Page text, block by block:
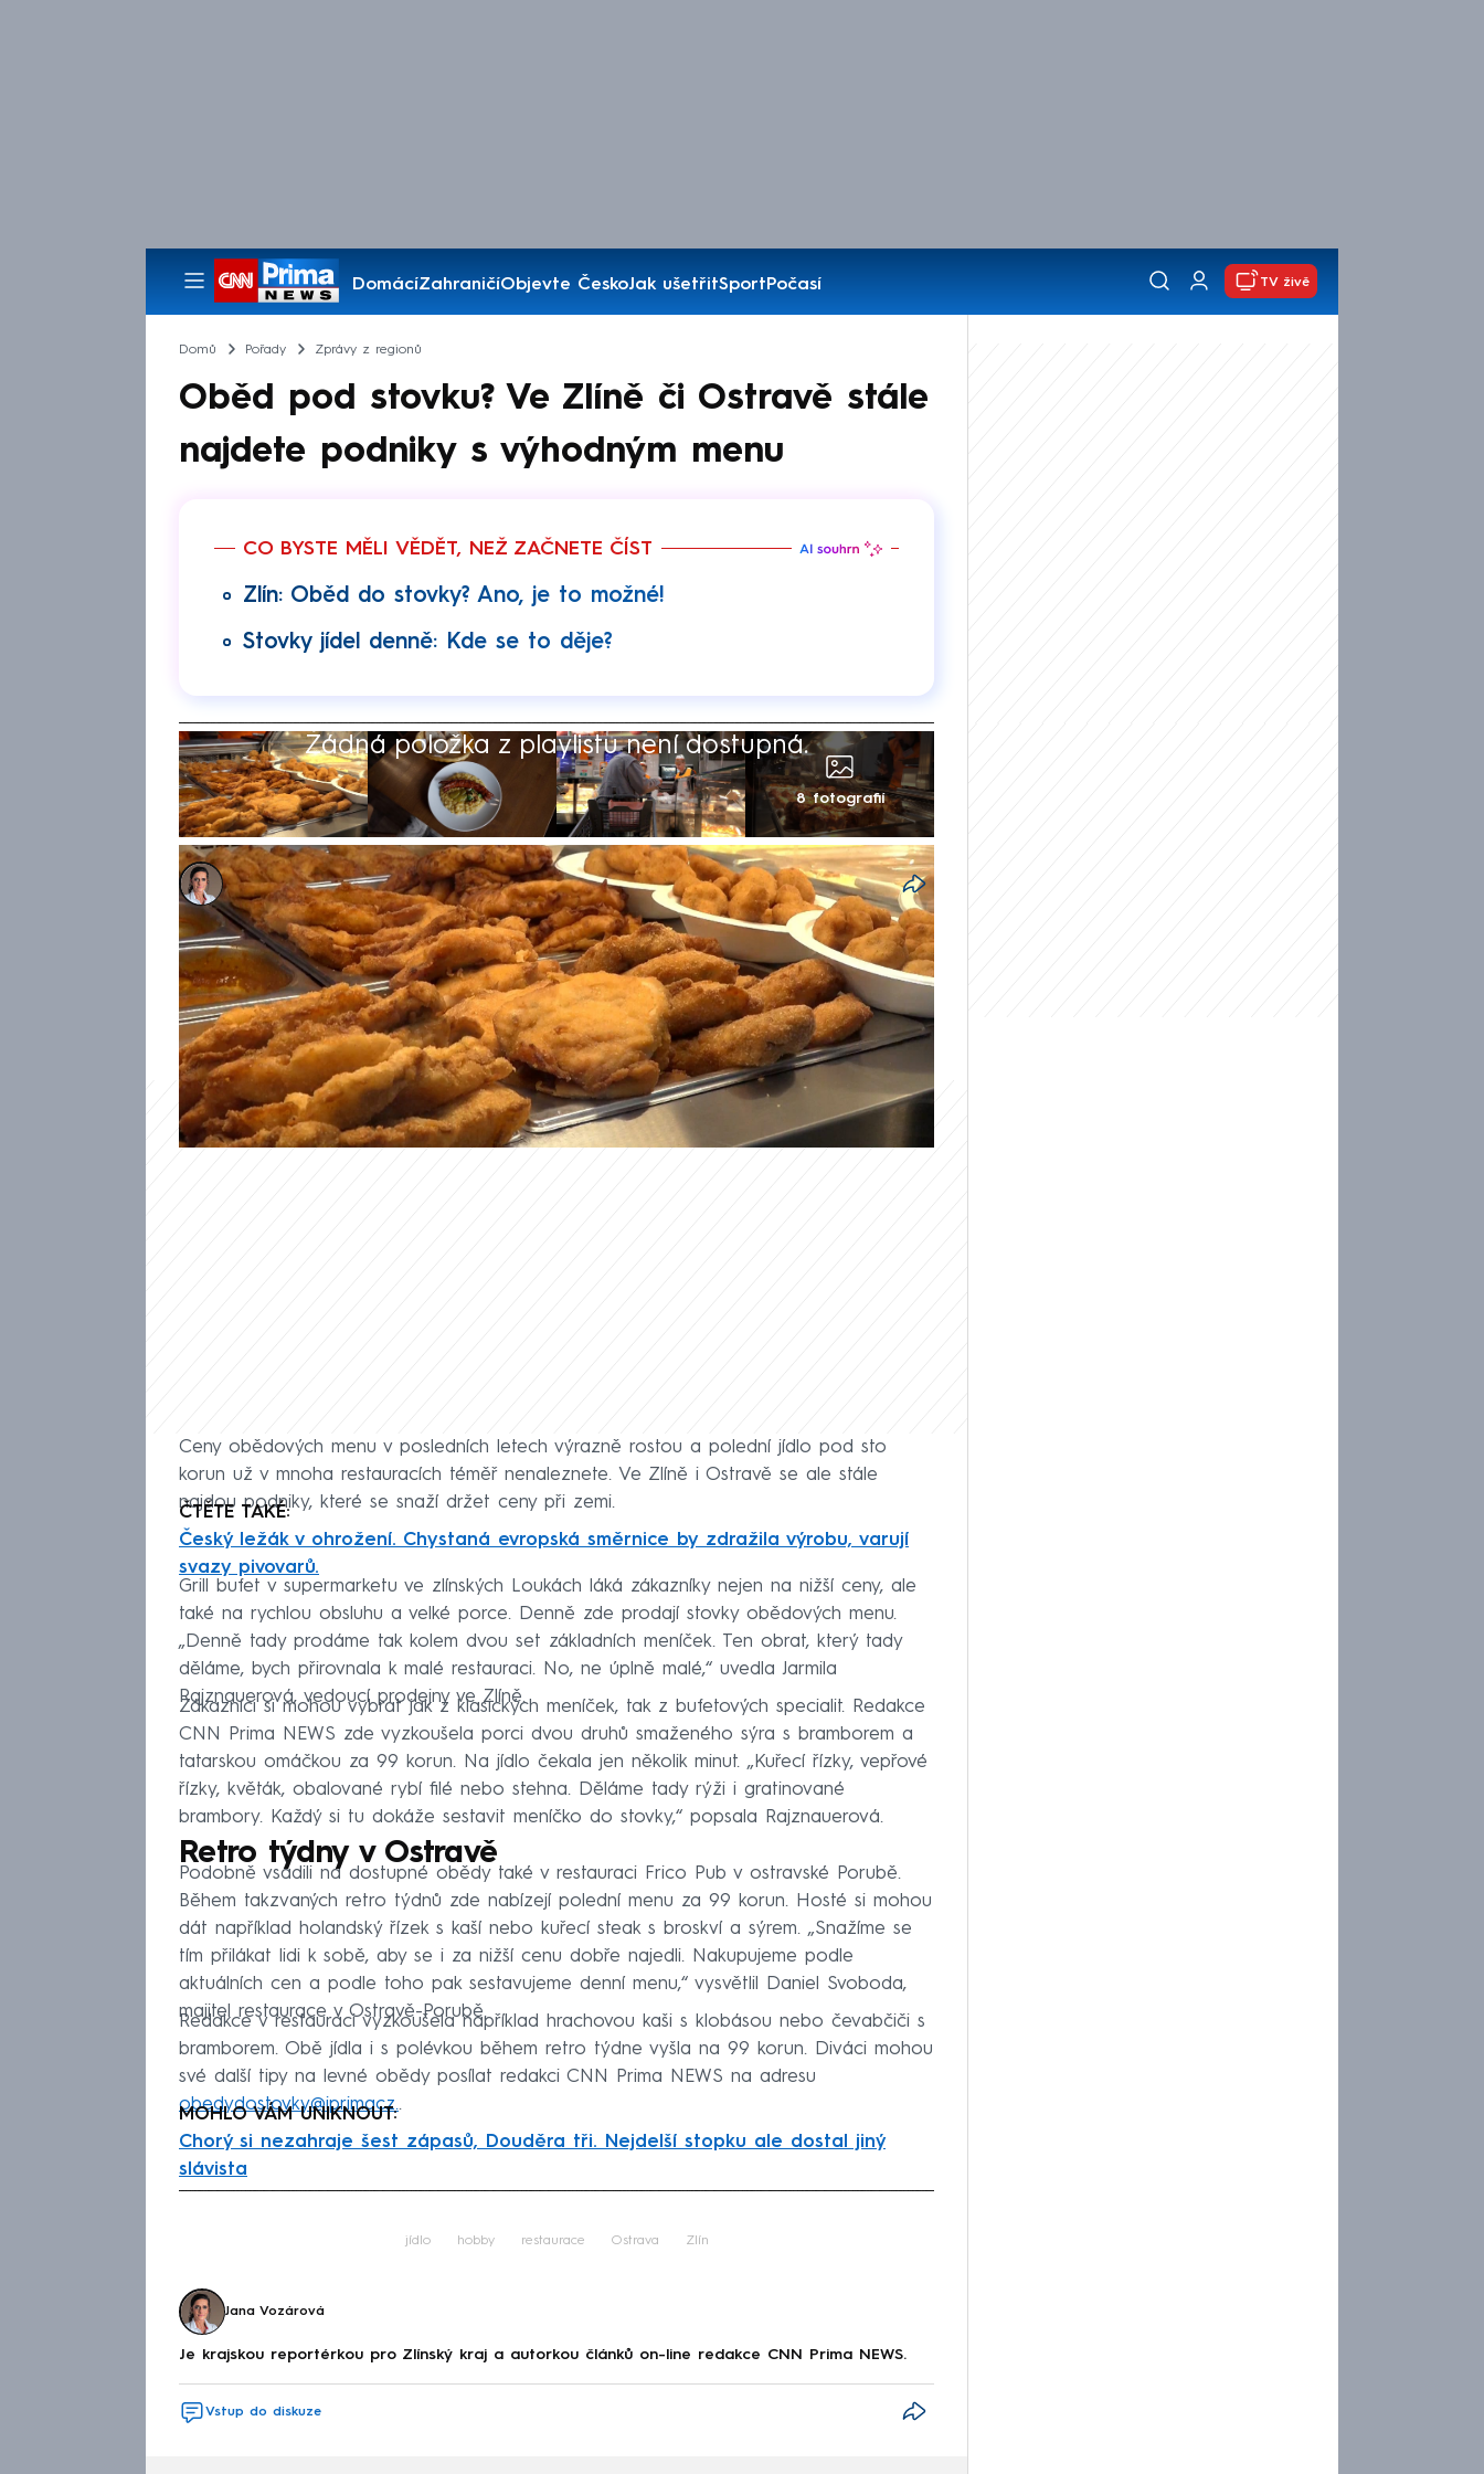
DomácíZahraničíObjevte ČeskoJak ušetřitSportPočasí
Pořady
TV živě
Domů Pořady Zprávy z regionů
Oběd pod stovku? Ve Zlíně či Ostravě stále
najdete podniky s výhodným menu
CO BYSTE MĚLI VĚDĚT, NEŽ ZAČNETE ČÍST
Zlín: Oběd do stovky? Ano, je to možné!
Stovky jídel denně: Kde se to děje?
Žádná položka z playlistu není dostupná.
8 fotografií
Jana Vozárová
14. kvě 2026, 19:36
Najít dnes poctivý oběd do stokoruny není snadné, přesto taková místa
stále existují. Redakce CNN Prima NEWS vyrazila na základě diváckých
tipů do Zlína a Ostravy, kde se lidé i za necelých sto korun najedí
rychle, vydatně a podle místních také chutně.
Ceny obědových menu v posledních letech výrazně rostou a polední jídlo pod sto
korun už v mnoha restauracích téměř nenaleznete. Ve Zlíně i Ostravě se ale stále
najdou podniky, které se snaží držet ceny při zemi.
ČTĚTE TAKÉ:
Český ležák v ohrožení. Chystaná evropská směrnice by zdražila výrobu, varují
svazy pivovarů.
Grill bufet v supermarketu ve zlínských Loukách láká zákazníky nejen na nižší ceny, ale
také na rychlou obsluhu a velké porce. Denně zde prodají stovky obědových menu.
„Denně tady prodáme tak kolem dvou set základních meníček. Ten obrat, který tady
děláme, bych přirovnala k malé restauraci. No, ne úplně malé,“ uvedla Jarmila
Rajznauerová, vedoucí prodejny ve Zlíně.
Zákazníci si mohou vybrat jak z klasických meníček, tak z bufetových specialit. Redakce
CNN Prima NEWS zde vyzkoušela porci dvou druhů smaženého sýra s bramborem a
tatarskou omáčkou za 99 korun. Na jídlo čekala jen několik minut. „Kuřecí řízky, vepřové
řízky, květák, obalované rybí filé nebo stehna. Děláme tady rýži i gratinované
brambory. Každý si tu dokáže sestavit meníčko do stovky,“ popsala Rajznauerová.
Retro týdny v Ostravě
Podobně vsadili na dostupné obědy také v restauraci Frico Pub v ostravské Porubě.
Během takzvaných retro týdnů zde nabízejí polední menu za 99 korun. Hosté si mohou
dát například holandský řízek s kaší nebo kuřecí steak s broskví a sýrem. „Snažíme se
tím přilákat lidi k sobě, aby se i za nižší cenu dobře najedli. Nakupujeme podle
aktuálních cen a podle toho pak sestavujeme denní menu,“ vysvětlil Daniel Svoboda,
majitel restaurace v Ostravě-Porubě.
Redakce v restauraci vyzkoušela například hrachovou kaši s klobásou nebo čevabčiči s
bramborem. Obě jídla i s polévkou během retro týdne vyšla na 99 korun. Diváci mohou
své další tipy na levné obědy posílat redakci CNN Prima NEWS na adresu
obedydostovky@iprimacz..
MOHLO VÁM UNIKNOUT:
Chorý si nezahraje šest zápasů, Douděra tři. Nejdelší stopku ale dostal jiný
slávista
jídlo hobby restaurace Ostrava Zlín
Jana Vozárová
Je krajskou reportérkou pro Zlínský kraj a autorkou článků on-line redakce CNN Prima NEWS.
Vstup do diskuze